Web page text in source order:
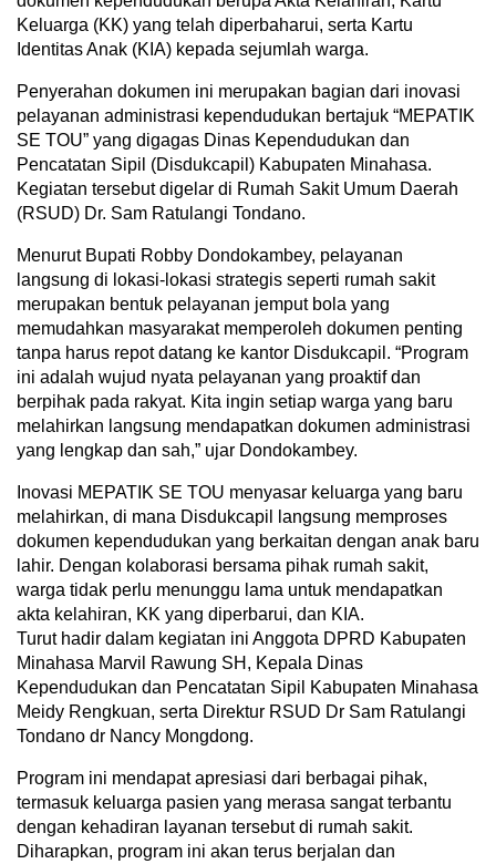
Keluarga (KK) yang telah diperbaharui, serta Kartu
Identitas Anak (KIA) kepada sejumlah warga.
Penyerahan dokumen ini merupakan bagian dari inovasi
pelayanan administrasi kependudukan bertajuk “MEPATIK
SE TOU” yang digagas Dinas Kependudukan dan
Pencatatan Sipil (Disdukcapil) Kabupaten Minahasa.
Kegiatan tersebut digelar di Rumah Sakit Umum Daerah
(RSUD) Dr. Sam Ratulangi Tondano.
Menurut Bupati Robby Dondokambey, pelayanan
langsung di lokasi-lokasi strategis seperti rumah sakit
merupakan bentuk pelayanan jemput bola yang
memudahkan masyarakat memperoleh dokumen penting
tanpa harus repot datang ke kantor Disdukcapil. “Program
ini adalah wujud nyata pelayanan yang proaktif dan
berpihak pada rakyat. Kita ingin setiap warga yang baru
melahirkan langsung mendapatkan dokumen administrasi
yang lengkap dan sah,” ujar Dondokambey.
Inovasi MEPATIK SE TOU menyasar keluarga yang baru
melahirkan, di mana Disdukcapil langsung memproses
dokumen kependudukan yang berkaitan dengan anak baru
lahir. Dengan kolaborasi bersama pihak rumah sakit,
warga tidak perlu menunggu lama untuk mendapatkan
akta kelahiran, KK yang diperbarui, dan KIA.
Turut hadir dalam kegiatan ini Anggota DPRD Kabupaten
Minahasa Marvil Rawung SH, Kepala Dinas
Kependudukan dan Pencatatan Sipil Kabupaten Minahasa
Meidy Rengkuan, serta Direktur RSUD Dr Sam Ratulangi
Tondano dr Nancy Mongdong.
Program ini mendapat apresiasi dari berbagai pihak,
termasuk keluarga pasien yang merasa sangat terbantu
dengan kehadiran layanan tersebut di rumah sakit.
Diharapkan, program ini akan terus berjalan dan